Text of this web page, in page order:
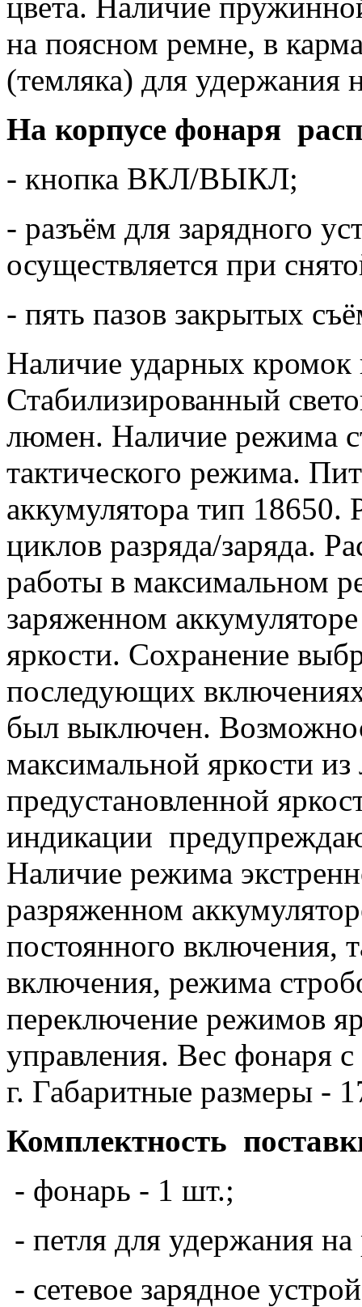
на поясном ремне, в
(темляка) для удержания
На корпусе фонаря
- кнопка ВКЛ/ВЫКЛ;
- разъём для зарядного
осуществляется при
- пять пазов закрытых
Наличие ударных кромок
Стабилизированный
люмен. Наличие режима
тактического режима.
аккумулятора тип 18650.
циклов разряда/заряда.
работы в максимальном
заряженном
яркости. Сохранение
последующих
был выключен.
максимальной яркости
предустановленной
индикации
Наличие режима
разряженном
постоянного включения,
включения, режима
переключение режимов
управления. Вес фонаря
г. Габаритные размеры -
Комплектность
- фонарь - 1 шт.;
- петля для удержания
- сетевое зарядное